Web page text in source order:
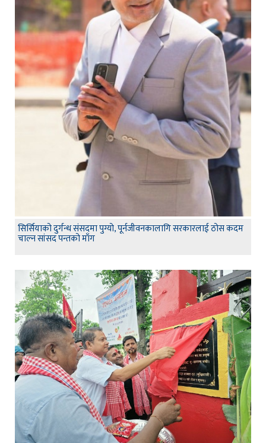
सिर्सियाको दुर्गन्ध संसदमा पुग्यो, पूर्नजीवनकालागि सरकारलाई ठोस कदम
चाल्न सांसद पन्तको माँग